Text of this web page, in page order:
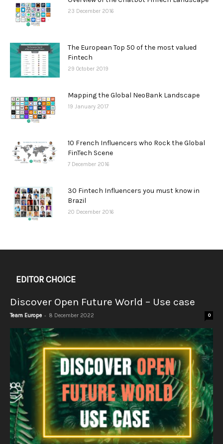
23 December 2016
The European Top 50 of the most valued
Fintech
29 October 2019
Mapping the Global NeoBank Landscape
19 January 2017
10 French Influencers who Rock the Global
FinTech Scene
7 December 2016
30 Fintech Influencers you must know in
Brazil
20 December 2016
EDITOR CHOICE
Discover Open Future World – Use case
Team Europe - 8 December 2022 0